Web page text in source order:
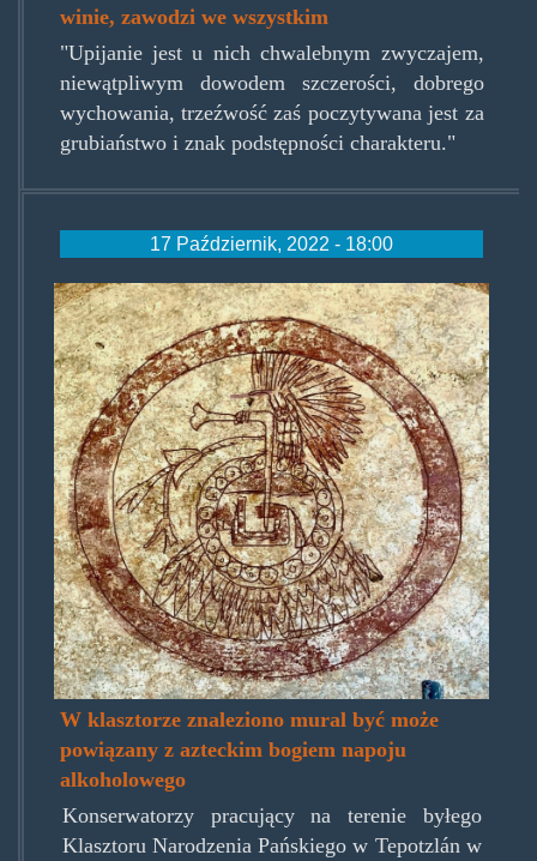
winie, zawodzi we wszystkim
"Upijanie jest u nich chwalebnym zwyczajem,
niewątpliwym dowodem szczerości, dobrego
wychowania, trzeźwość zaś poczytywana jest za
grubiaństwo i znak podstępności charakteru."
17 Październik, 2022 - 18:00
mural-
0000.jpg
W klasztorze znaleziono mural być może
powiązany z azteckim bogiem napoju
alkoholowego
Konserwatorzy pracujący na terenie byłego
Klasztoru Narodzenia Pańskiego w Tepotzlán w